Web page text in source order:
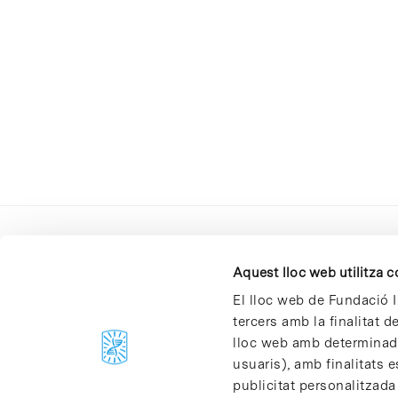
Aquest lloc web utilitza
El lloc web de Fundació
tercers amb la finalitat
lloc web amb
usuaris), amb finalitats
publicitat
C/Baldiri Reixac, 4-12 i 15